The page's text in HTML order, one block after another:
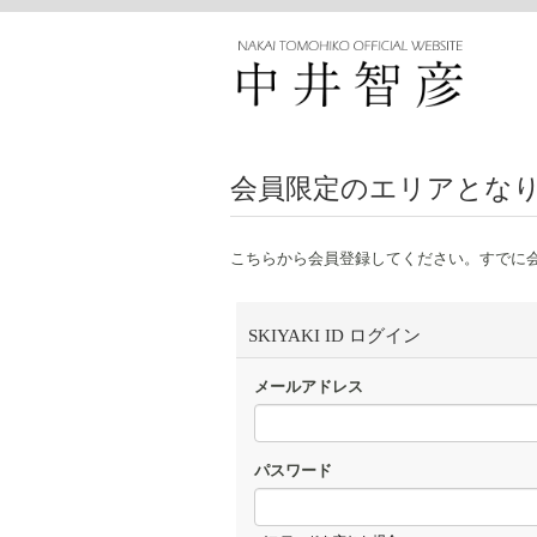
会員限定のエリアとなり
こちらから会員登録してください。すでに
SKIYAKI ID ログイン
メールアドレス
パスワード